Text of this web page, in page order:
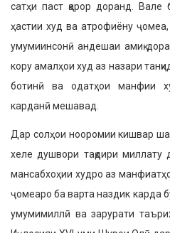
сатҳи паст қарор доранд.
ҳастии худ ва атрофиёну
умумиинсонӣ андешаи амиқ
кору амалҳои худ аз назари
ботинӣ ва одатҳои манфии
карданӣ мешавад.
Дар солҳои нооромии кишвар
хеле душвори тақдири
мансабхоҳии худро аз
ҷомеаро ба варта наздик карда
умумимиллӣ ва зарурати